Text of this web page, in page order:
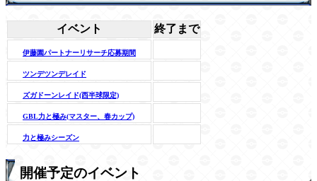
イベント 終了まで
伊藤園パートナーリサーチ応募期間
ツンデツンデレイド
ズガドーンレイド(西半球限定)
GBL力と極み(マスター、春カップ)
力と極みシーズン
開催予定のイベント